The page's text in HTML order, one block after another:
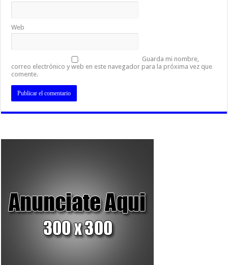
Web
Guarda mi nombre,
correo electrónico y web en este navegador para la próxima vez que
comente.